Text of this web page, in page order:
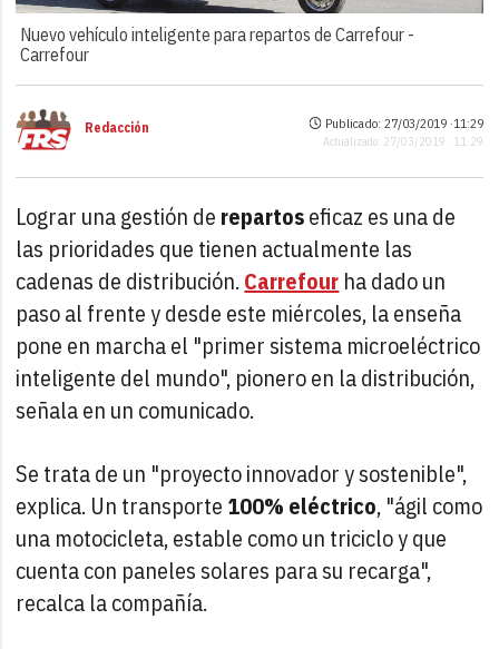
Nuevo vehículo inteligente para repartos de Carrefour -
Carrefour
Redacción Publicado: 27/03/2019 ·11:29
Actualizado: 27/03/2019 · 11:29
Lograr una gestión de repartoseficaz es una de
las prioridades que tienen actualmente las
cadenas de distribución. Carrefour ha dado un
paso al frente y desde este miércoles, la enseña
pone en marcha el "primer sistema microeléctrico
inteligente del mundo", pionero en la distribución,
señala en un comunicado.
Se trata de un "proyecto innovador y sostenible",
explica. Un transporte 100% eléctrico, "ágil como
una motocicleta, estable como un triciclo y que
cuenta con paneles solares para su recarga",
recalca la compañía.